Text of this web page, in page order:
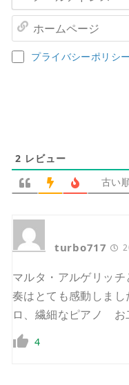
プライバシーポリシー
2 レビュー
古い
turbo717
マルタ・アルゲリッ
奏はとても感動しま
ロ、繊細なピアノ お
4